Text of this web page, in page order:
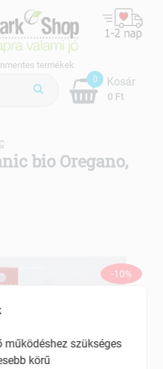
termékek
0
0 Ft
Kosár
-10%
bio Oregano,
szükséges
körű